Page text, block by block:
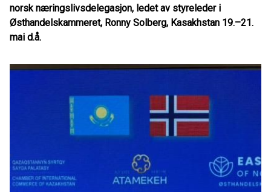
norsk næringslivsdelegasjon, ledet av styreleder i
Østhandelskammeret, Ronny Solberg, Kasakhstan 19.–21.
mai d.å.